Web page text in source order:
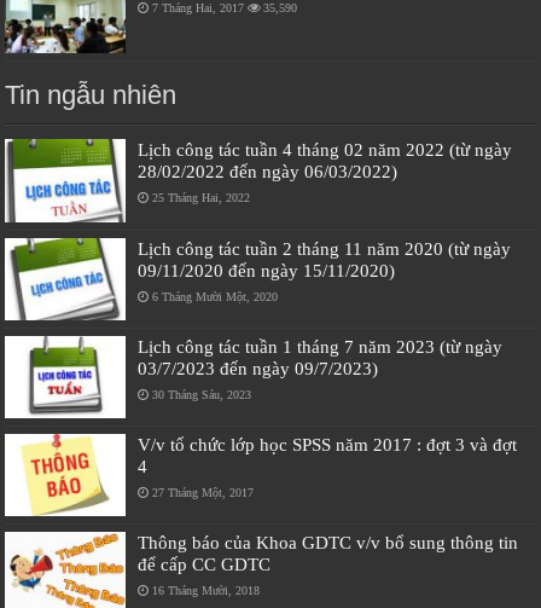
7 Tháng Hai, 2017 35,590
Tin ngẫu nhiên
Lịch công tác tuần 4 tháng 02 năm 2022 (từ ngày
28/02/2022 đến ngày 06/03/2022)
25 Tháng Hai, 2022
Lịch công tác tuần 2 tháng 11 năm 2020 (từ ngày
09/11/2020 đến ngày 15/11/2020)
6 Tháng Mười Một, 2020
Lịch công tác tuần 1 tháng 7 năm 2023 (từ ngày
03/7/2023 đến ngày 09/7/2023)
30 Tháng Sáu, 2023
V/v tổ chức lớp học SPSS năm 2017 : đợt 3 và đợt
4
27 Tháng Một, 2017
Thông báo của Khoa GDTC v/v bổ sung thông tin
để cấp CC GDTC
16 Tháng Mười, 2018